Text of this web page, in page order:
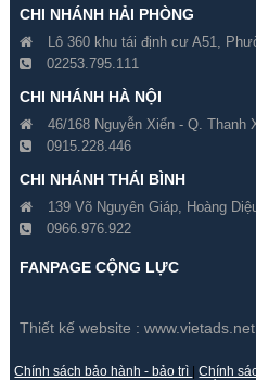
Switch Dahua PFS4026-24P-
Gía hãng : 2,180,000₫
1,484,000₫
CHI NHÁNH HẢI PHÒNG
Lô 360 khu tái định cư A51,
02253.795.111
CHI NHÁNH HÀ NỘI
46/168 Nguyễn Xiển - Q. Thanh
0915.228.446
CHI NHÁNH THÁI BÌNH
139 Võ Nguyên Giáp, Hoàng
0966.976.922
FANPAGE CỘNG LỰC
Thiết kế website :
Chính sách bảo hành - bảo trì Chính